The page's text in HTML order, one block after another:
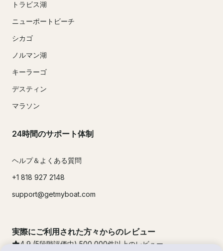
トラビス湖
ニューポートビーチ
シカゴ
ノルマン湖
キーラーゴ
デスティン
マラソン
24時間のサポート体制
ヘルプ＆よくある質問
+1 818 927 2148
support@getmyboat.com
実際にご利用された方々からのレビュー
4.9 (5段階評価中) 500,000件以上のレビュー